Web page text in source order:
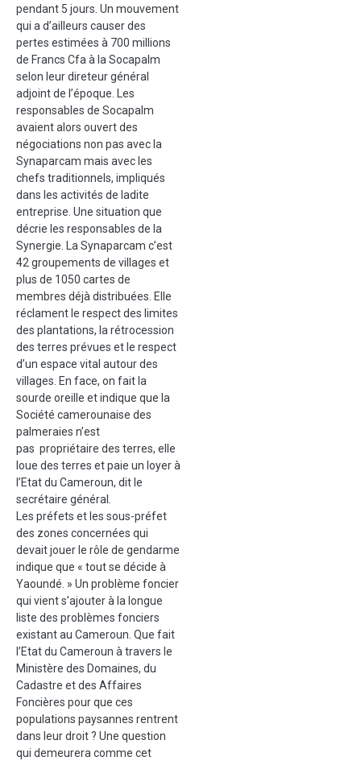
pendant 5 jours. Un mouvement
qui a d’ailleurs causer des
pertes estimées à 700 millions
de Francs Cfa à la Socapalm
selon leur direteur général
adjoint de l’époque. Les
responsables de Socapalm
avaient alors ouvert des
négociations non pas avec la
Synaparcam mais avec les
chefs traditionnels, impliqués
dans les activités de ladite
entreprise. Une situation que
décrie les responsables de la
Synergie. La Synaparcam c’est
42 groupements de villages et
plus de 1050 cartes de
membres déjà distribuées. Elle
réclament le respect des limites
des plantations, la rétrocession
des terres prévues et le respect
d’un espace vital autour des
villages. En face, on fait la
sourde oreille et indique que la
Société camerounaise des
palmeraies n’est
pas propriétaire des terres, elle
loue des terres et paie un loyer à
l’Etat du Cameroun, dit le
secrétaire général
Les préfets et les sous-préfet
des zones concernées qui
devait jouer le rôle de gendarme
indique que « tout se décide à
Yaoundé. » Un problème foncier
qui vient s’ajouter à la longue
liste des problèmes fonciers
existant au Cameroun. Que fait
l’Etat du Cameroun à travers le
Ministère des Domaines, du
Cadastre et des Affaires
Foncières pour que ces
populations paysannes rentrent
dans leur droit ? Une question
qui demeurera comme cet